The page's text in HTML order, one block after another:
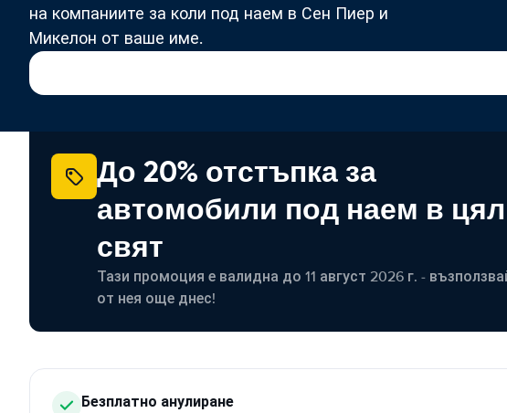
на компаниите за коли под наем в Сен Пиер и
Микелон от ваше име.
До 20% отстъпка за
автомобили под наем в цял
свят
Тази промоция е валидна до 11 август 2026 г. -
от нея още днес!
Безплатно анулиране